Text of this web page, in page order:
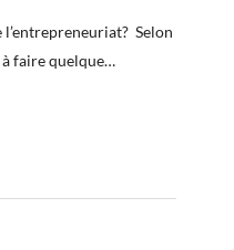
l’entrepreneuriat? Selon
à faire quelque…